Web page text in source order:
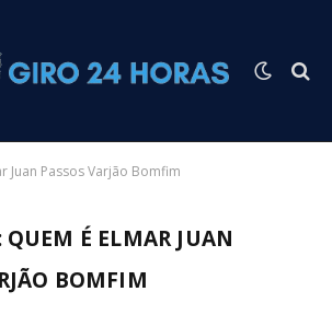
Juan Passos Varjão Bomfim
QUEM É ELMAR JUAN
BOMFIM